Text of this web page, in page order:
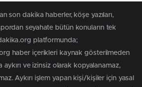
son dakika haberler, köşe yazıları,
seyahate bütün konuların tek
platformunda;
haber içerikleri kaynak gösterilmeden
aykırı ve izinsiz olarak kopyalanamaz,
Aykırı işlem yapan kişi/kişiler için yasal